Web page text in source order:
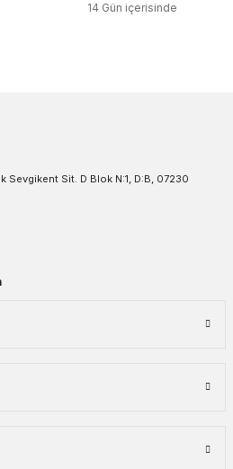
14 Gün içerisinde
Sevgikent Sit. D Blok N:1, D:B, 07230